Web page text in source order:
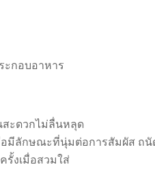
ะกอบอาหาร
สะดวกไม่ลื่นหลุด
อมีลักษณะที่นุ่มต่อการสัมผัส ถ
งเมื่อสวมใส่